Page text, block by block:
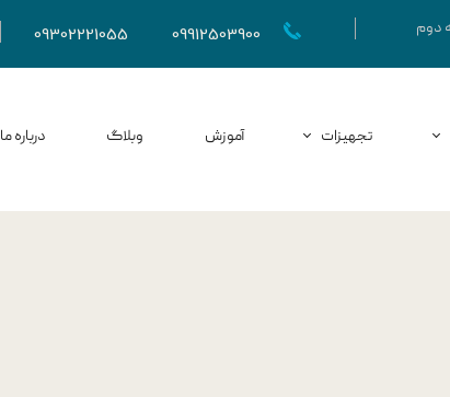
09302221055 09912503900
تجهیزات آموزش وبلاگ درباره ما